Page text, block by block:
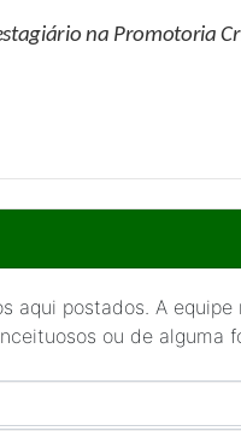
na Promotoria
aqui postados. A
ou de alguma